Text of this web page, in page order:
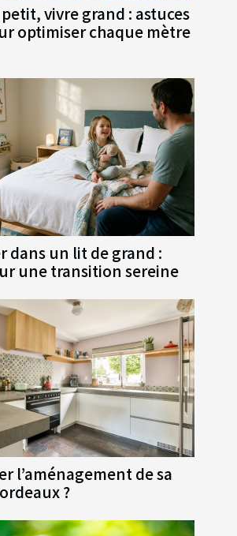
vivre grand : astuces
optimiser chaque mètre
dans un lit de grand :
une transition sereine
l’aménagement de sa
?